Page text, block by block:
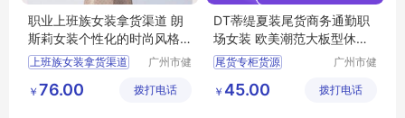
职业上班族女装拿货渠道 朗
斯莉女装个性化的时尚风格
广州服装市场
上班族女装拿货渠道
广州服装市场
广州市健
限公司
￥ 76.00 拨打电话
DT蒂缇夏装尾货商务通勤职
场女装 欧美潮范大板型休闲
风
尾货专柜货源
商务通勤职场女装
广州市健
限公司
￥ 45.00 拨打电话